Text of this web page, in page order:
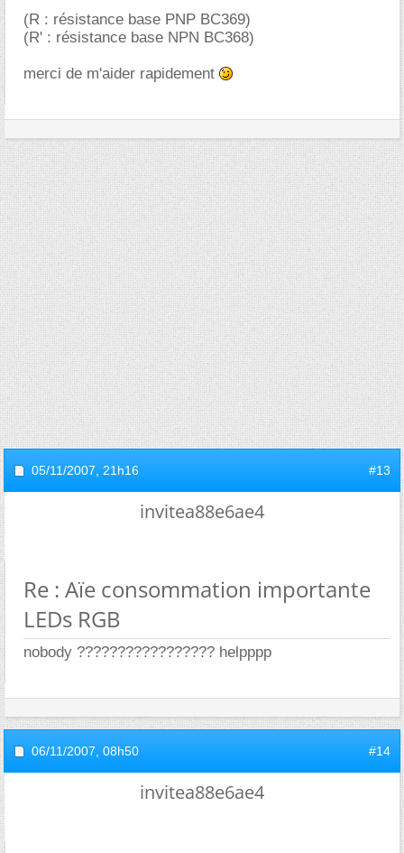
(R : résistance base PNP BC369)
(R' : résistance base NPN BC368)
merci de m'aider rapidement
05/11/2007, 21h16 #13
invitea88e6ae4
Re : Aïe consommation importante
LEDs RGB
nobody ????????????????? helpppp
06/11/2007, 08h50 #14
invitea88e6ae4